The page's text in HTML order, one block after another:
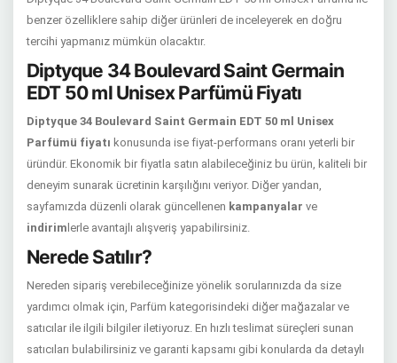
benzer özelliklere sahip diğer ürünleri de inceleyerek en doğru
tercihi yapmanız mümkün olacaktır.
Diptyque 34 Boulevard Saint Germain
EDT 50 ml Unisex Parfümü Fiyatı
Diptyque 34 Boulevard Saint Germain EDT 50 ml Unisex
Parfümü fiyatı konusunda ise fiyat-performans oranı yeterli bir
üründür. Ekonomik bir fiyatla satın alabileceğiniz bu ürün, kaliteli bir
deneyim sunarak ücretinin karşılığını veriyor. Diğer yandan,
sayfamızda düzenli olarak güncellenen kampanyalar ve
indirim lerle avantajlı alışveriş yapabilirsiniz.
Nerede Satılır?
Nereden sipariş verebileceğinize yönelik sorularınızda da size
yardımcı olmak için, Parfüm kategorisindeki diğer mağazalar ve
satıcılar ile ilgili bilgiler iletiyoruz. En hızlı teslimat süreçleri sunan
satıcıları bulabilirsiniz ve garanti kapsamı gibi konularda da detaylı